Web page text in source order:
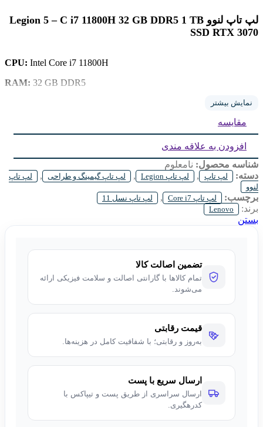
لپ تاپ لنوو Legion 5 – C i7 11800H 32 GB DDR5 1 TB
SSD RTX 3070
CPU: Intel Core i7 11800H
RAM: 32 GB DDR5
نمایش بیشتر
مقایسه
افزودن به علاقه مندی
شناسه محصول: نامعلوم
دسته:
لپ تاپ , لپ تاپ Legion , لپ تاپ گیمینگ و طراحی ,
لپ تاپ
لنوو
برچسب: لپ تاپ Core i7 , لپ تاپ نسل 11
برند: Lenovo
بستن
تضمین اصالت کالا
تمام کالاها با گارانتی اصالت و سلامت فیزیکی ارائه
می‌شوند.
قیمت رقابتی
به‌روز و رقابتی؛ با شفافیت کامل در هزینه‌ها.
ارسال سریع با پست
ارسال سراسری از طریق پست و تیپاکس با
کدرهگیری.